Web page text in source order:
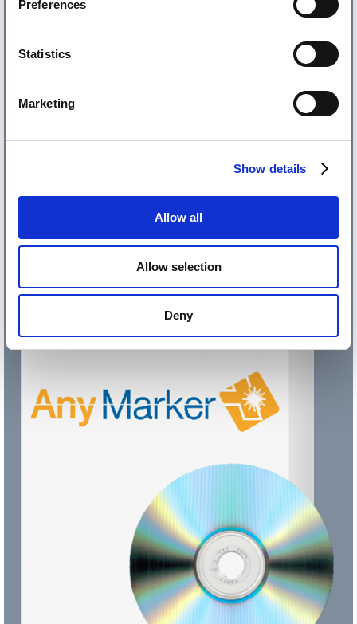
Preferences
Statistics
Marketing
Show details
Allow all
Allow selection
Deny